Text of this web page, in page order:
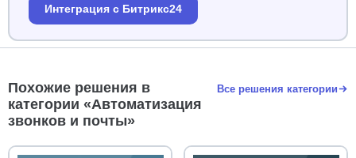
Интеграция с Битрикс24
Похожие решения в
категории «Автоматизация
звонков и почты»
Все решения категории